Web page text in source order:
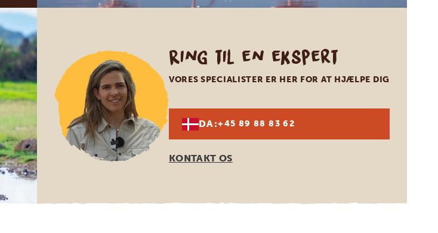
Ring til en ekspert
VORES SPECIALISTER ER HER FOR AT HJÆLPE DIG
DA:+45 89 88 83 62
KONTAKT OS